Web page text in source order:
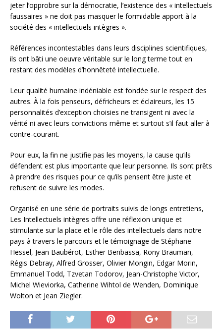
jeter l’opprobre sur la démocratie, l’existence des « intellectuels
faussaires » ne doit pas masquer le formidable apport à la
société des « intellectuels intègres ».
Références incontestables dans leurs disciplines scientifiques,
ils ont bâti une oeuvre véritable sur le long terme tout en
restant des modèles d’honnêteté intellectuelle.
Leur qualité humaine indéniable est fondée sur le respect des
autres. À la fois penseurs, défricheurs et éclaireurs, les 15
personnalités d’exception choisies ne transigent ni avec la
vérité ni avec leurs convictions même et surtout s’il faut aller à
contre-courant.
Pour eux, la fin ne justifie pas les moyens, la cause qu’ils
défendent est plus importante que leur personne. Ils sont prêts
à prendre des risques pour ce qu’ils pensent être juste et
refusent de suivre les modes.
Organisé en une série de portraits suivis de longs entretiens,
Les Intellectuels intègres offre une réflexion unique et
stimulante sur la place et le rôle des intellectuels dans notre
pays à travers le parcours et le témoignage de Stéphane
Hessel, Jean Baubérot, Esther Benbassa, Rony Brauman,
Régis Debray, Alfred Grosser, Olivier Mongin, Edgar Morin,
Emmanuel Todd, Tzvetan Todorov, Jean-Christophe Victor,
Michel Wieviorka, Catherine Wihtol de Wenden, Dominique
Wolton et Jean Ziegler.